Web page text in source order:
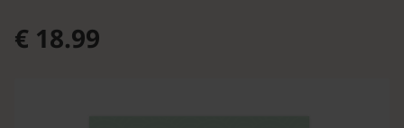
€ 18.99